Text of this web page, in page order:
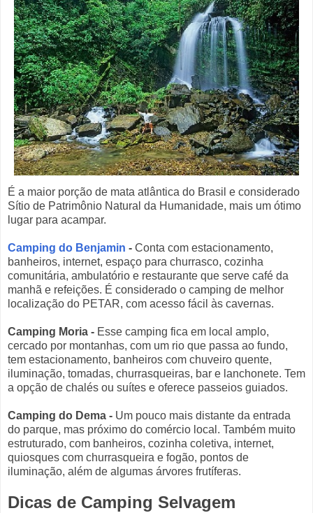
É a maior porção de mata atlântica do Brasil e considerado
Sítio de Patrimônio Natural da Humanidade, mais um ótimo
lugar para acampar.
Camping do Benjamin - Conta com estacionamento,
banheiros, internet, espaço para churrasco, cozinha
comunitária, ambulatório e restaurante que serve café da
manhã e refeições. É considerado o camping de melhor
localização do PETAR, com acesso fácil às cavernas.
Camping Moria - Esse camping fica em local amplo,
cercado por montanhas, com um rio que passa ao fundo,
tem estacionamento, banheiros com chuveiro quente,
iluminação, tomadas, churrasqueiras, bar e lanchonete. Tem
a opção de chalés ou suítes e oferece passeios guiados.
Camping do Dema - Um pouco mais distante da entrada
do parque, mas próximo do comércio local. Também muito
estruturado, com banheiros, cozinha coletiva, internet,
quiosques com churrasqueira e fogão, pontos de
iluminação, além de algumas árvores frutíferas.
Dicas de Camping Selvagem